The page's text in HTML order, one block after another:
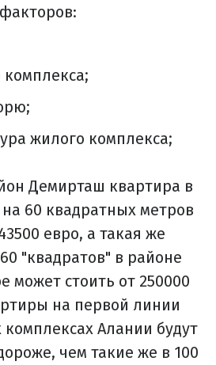
комплекса;
жилого комплекса;
Демирташ квартира в
на 60 квадратных метров
евро, а такая же
"квадратов" в районе
может стоить от 250000
на первой линии
Алании будут
чем такие же в 100